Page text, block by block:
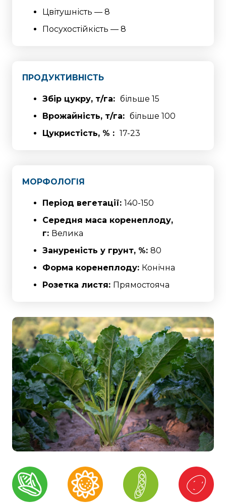
Цвітушність — 8
Посухостійкість — 8
ПРОДУКТИВНІСТЬ
Збір цукру, т/га: більше 15
Врожайність, т/га: більше 100
Цукристість, % : 17-23
МОРФОЛОГІЯ
Період вегетації: 140-150
Середня маса коренеплоду,
г: Велика
Зануреність у грунт, %: 80
Форма коренеплоду: Конічна
Розетка листя: Прямостояча